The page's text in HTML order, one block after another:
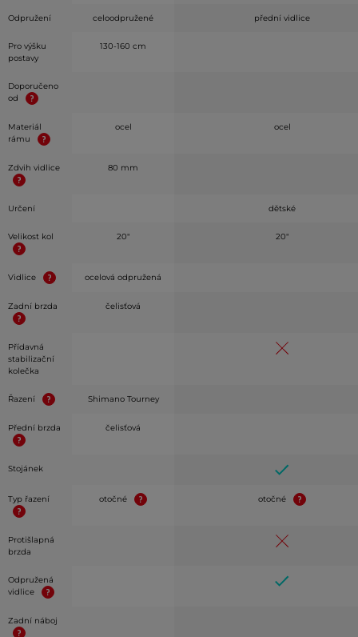
Odpružení celoodpružené přední vidlice
Pro výšku
postavy
130-160 cm
Doporučeno
od
Materiál
rámu
ocel ocel
Zdvih vidlice 80 mm
Určení dětské
Velikost kol 20" 20"
Vidlice ocelová odpružená
Zadní brzda čelisťová
Přídavná
stabilizační
kolečka
Řazení Shimano Tourney
Přední brzda čelisťová
Stojánek
Typ řazení otočné otočné
Protišlapná
brzda
Odpružená
vidlice
Zadní náboj